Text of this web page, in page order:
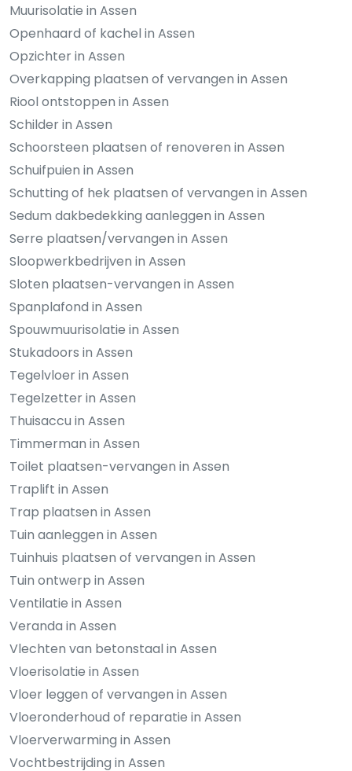
Muurisolatie in Assen
Openhaard of kachel in Assen
Opzichter in Assen
Overkapping plaatsen of vervangen in Assen
Riool ontstoppen in Assen
Schilder in Assen
Schoorsteen plaatsen of renoveren in Assen
Schuifpuien in Assen
Schutting of hek plaatsen of vervangen in Assen
Sedum dakbedekking aanleggen in Assen
Serre plaatsen/vervangen in Assen
Sloopwerkbedrijven in Assen
Sloten plaatsen-vervangen in Assen
Spanplafond in Assen
Spouwmuurisolatie in Assen
Stukadoors in Assen
Tegelvloer in Assen
Tegelzetter in Assen
Thuisaccu in Assen
Timmerman in Assen
Toilet plaatsen-vervangen in Assen
Traplift in Assen
Trap plaatsen in Assen
Tuin aanleggen in Assen
Tuinhuis plaatsen of vervangen in Assen
Tuin ontwerp in Assen
Ventilatie in Assen
Veranda in Assen
Vlechten van betonstaal in Assen
Vloerisolatie in Assen
Vloer leggen of vervangen in Assen
Vloeronderhoud of reparatie in Assen
Vloerverwarming in Assen
Vochtbestrijding in Assen